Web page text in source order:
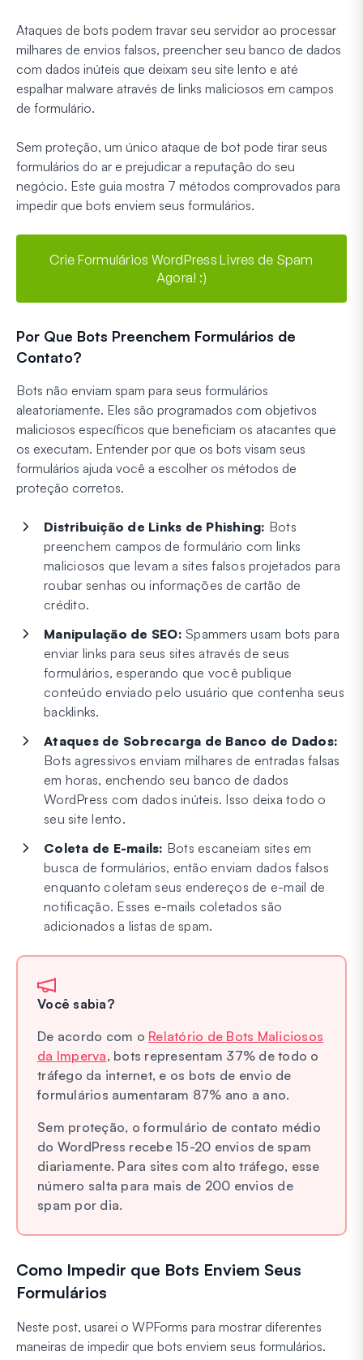
Ataques de bots podem travar seu servidor ao processar
milhares de envios falsos, preencher seu banco de dados
com dados inúteis que deixam seu site lento e até
espalhar malware através de links maliciosos em campos
de formulário.
Sem proteção, um único ataque de bot pode tirar seus
formulários do ar e prejudicar a reputação do seu
negócio. Este guia mostra 7 métodos comprovados para
impedir que bots enviem seus formulários.
Crie Formulários WordPress Livres de Spam
Agora! :)
Por Que Bots Preenchem Formulários de
Contato?
Bots não enviam spam para seus formulários
aleatoriamente. Eles são programados com objetivos
maliciosos específicos que beneficiam os atacantes que
os executam. Entender por que os bots visam seus
formulários ajuda você a escolher os métodos de
proteção corretos.
Distribuição de Links de Phishing: Bots
preenchem campos de formulário com links
maliciosos que levam a sites falsos projetados para
roubar senhas ou informações de cartão de
crédito.
Manipulação de SEO: Spammers usam bots para
enviar links para seus sites através de seus
formulários, esperando que você publique
conteúdo enviado pelo usuário que contenha seus
backlinks.
Ataques de Sobrecarga de Banco de Dados:
Bots agressivos enviam milhares de entradas falsas
em horas, enchendo seu banco de dados
WordPress com dados inúteis. Isso deixa todo o
seu site lento.
Coleta de E-mails: Bots escaneiam sites em
busca de formulários, então enviam dados falsos
enquanto coletam seus endereços de e-mail de
notificação. Esses e-mails coletados são
adicionados a listas de spam.
Você sabia?
De acordo com o Relatório de Bots Maliciosos
da Imperva, bots representam 37% de todo o
tráfego da internet, e os bots de envio de
formulários aumentaram 87% ano a ano.
Sem proteção, o formulário de contato médio
do WordPress recebe 15-20 envios de spam
diariamente. Para sites com alto tráfego, esse
número salta para mais de 200 envios de
spam por dia.
Como Impedir que Bots Enviem Seus
Formulários
Neste post, usarei o WPForms para mostrar diferentes
maneiras de impedir que bots enviem seus formulários.